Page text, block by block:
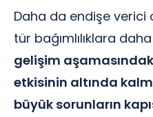
Daha da endişe verici
tür bağımlılıklara
gelişim
etkisinin altında
büyük sorunların